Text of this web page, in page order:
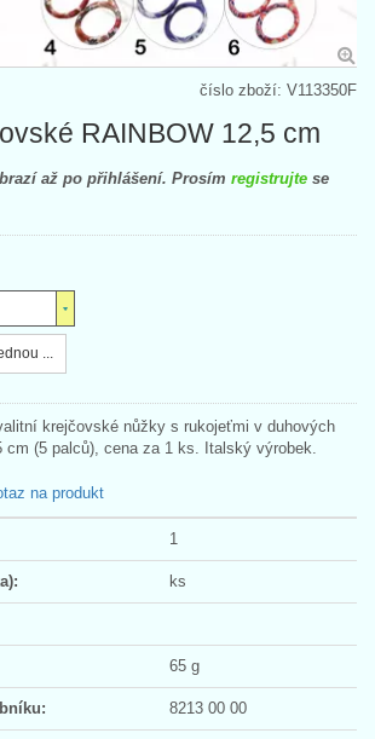
číslo zboží: V113350F
RAINBOW 12,5 cm
až po přihlášení. Prosím registrujte se
...
krejčovské nůžky s rukojeťmi v duhových
(5 palců), cena za 1 ks. Italský výrobek.
na produkt
1
ks
65 g
8213 00 00